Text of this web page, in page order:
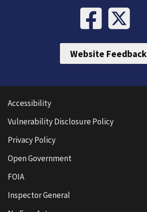
Website Feedback
Accessibility
Vulnerability Disclosure Policy
Privacy Policy
Open Government
FOIA
Inspector General